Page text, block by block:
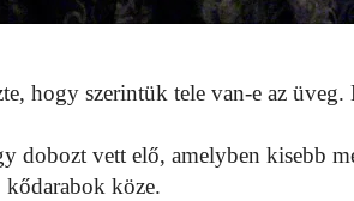
hogy szerintük tele van-e az
dobozt vett elő, amelyben kisebb
köze.